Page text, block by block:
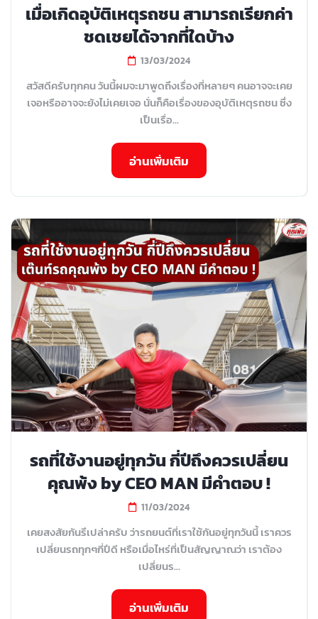
เมื่อเกิดอุบัติเหตุรถชน สามารถเรียกค่า
ชดเชยได้จากที่ใดบ้าง
13/03/2024
สวัสดีครับทุกคน วันนี้ผมจะมาพูดถึงเรื่องที่หลายๆ คนอาจจะเคย
เจอหรืออาจจะยังไม่เคยเจอ นั่นก็คือเรื่องของอุบัติเหตุรถชน ซึ่ง
เป็นเรื่อ...
อ่านเพิ่มเติม
รถที่ใช้งานอยู่ทุกวัน กี่ปีถึงควรเปลี่ยน
คุณพ้ง by CEO MAN มีคำตอบ !
11/03/2024
เคยสงสัยกันรึเปล่าครับ ว่ารถยนต์ที่เราใช้กันอยู่ทุกวันนี้ เราควร
เปลี่ยนรถทุกๆกี่ปีดี หรือเมื่อไหร่ที่เป็นสัญญาณว่า เราต้อง
เปลี่ยนร...
อ่านเพิ่มเติม